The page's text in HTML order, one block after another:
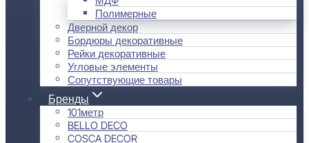
Полимерные
Дверной декор
Бордюры декоративные
Рейки декоративные
Угловые элементы
Сопутствующие товары
Бренды
101метр
BELLO DECO
COSCA DECOR